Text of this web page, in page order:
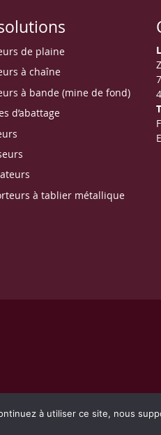
de plaine
à chaîne
à bande (mine de fond)
d’abattage
à tablier métallique
à utiliser ce site, nous